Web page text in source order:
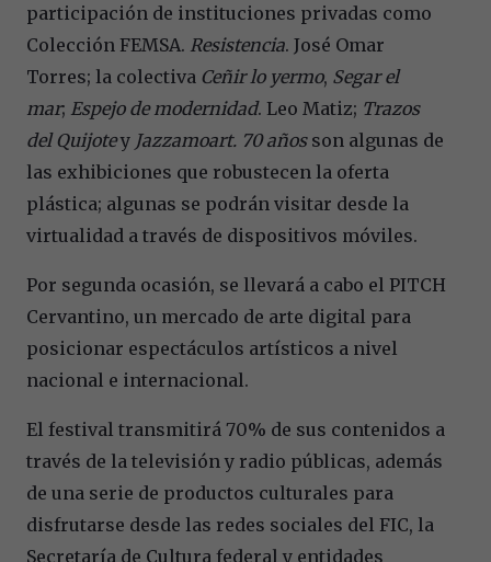
participación de instituciones privadas como
Colección FEMSA. Resistencia. José Omar
Torres; la colectiva Ceñir lo yermo, Segar el
mar; Espejo de modernidad. Leo Matiz; Trazos
del Quijotey Jazzamoart. 70 añosson algunas de
las exhibiciones que robustecen la oferta
plástica; algunas se podrán visitar desde la
virtualidad a través de dispositivos móviles.
Por segunda ocasión, se llevará a cabo el PITCH
Cervantino, un mercado de arte digital para
posicionar espectáculos artísticos a nivel
nacional e internacional.
El festival transmitirá 70% de sus contenidos a
través de la televisión y radio públicas, además
de una serie de productos culturales para
disfrutarse desde las redes sociales del FIC, la
Secretaría de Cultura federal y entidades